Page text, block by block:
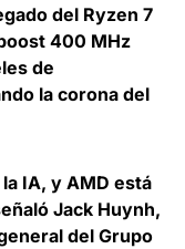
del Ryzen 7
400 MHz
de
la corona del
IA, y AMD está
Jack Huynh,
del Grupo